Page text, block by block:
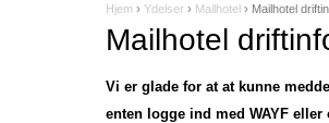
D
u
e
Hjem › Ydelser › Mailhotel › Mailhotel
Mailhotel
Vi er glade for at at kunne
enten logge ind med WAYF